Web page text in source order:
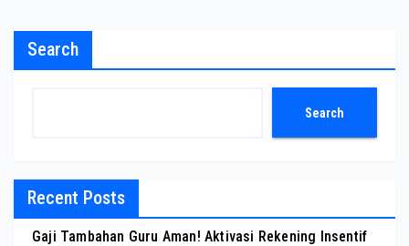
Search
Search
Recent Posts
Gaji Tambahan Guru Aman! Aktivasi Rekening Insentif